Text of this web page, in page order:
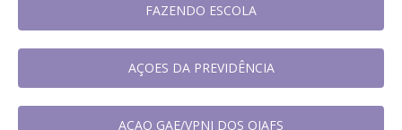
FAZENDO ESCOLA
AÇOES DA PREVIDÊNCIA
AÇAO GAE/VPNI DOS OJAFS